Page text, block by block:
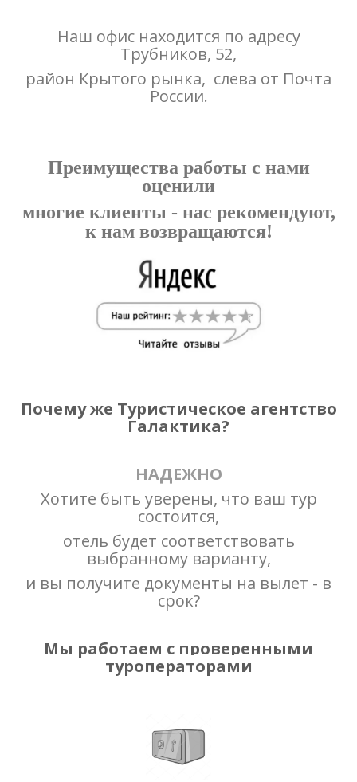
Наш офис находится по адресу
Трубников, 52,
район Крытого рынка, слева от Почта
России.
Преимущества работы с нами
оценили
многие клиенты - нас рекомендуют,
к нам возвращаются!
Почему же Туристическое агентство
Галактика?
НАДЕЖНО
Хотите быть уверены, что ваш тур
состоится,
отель будет соответствовать
выбранному варианту,
и вы получите документы на вылет - в
срок?
Мы работаем с проверенными
туроператорами